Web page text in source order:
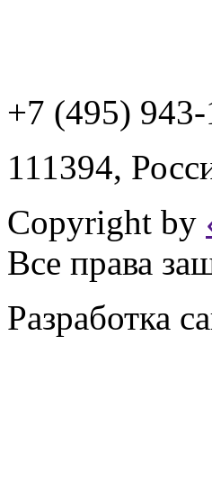
+7 (495) 943
111394,
Copyright by
Все права
Разработка